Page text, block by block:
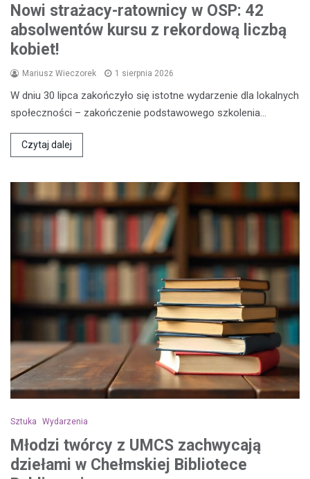
Nowi strażacy-ratownicy w OSP: 42
absolwentów kursu z rekordową liczbą
kobiet!
Mariusz Wieczorek 1 sierpnia 2026
W dniu 30 lipca zakończyło się istotne wydarzenie dla lokalnych
społeczności – zakończenie podstawowego szkolenia…
Czytaj dalej
Sztuka Wydarzenia
Młodzi twórcy z UMCS zachwycają
dziełami w Chełmskiej Bibliotece